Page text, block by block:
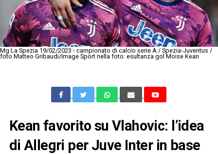
Mg La Spezia 19/02/2023 - campionato di calcio serie A / Spezia-Juventus /
foto Matteo Gribaudi/Image Sport nella foto: esultanza gol Moise Kean
Kean favorito su Vlahovic: l’idea
di Allegri per Juve Inter in base